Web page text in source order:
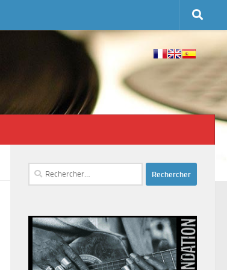
Rechercher :